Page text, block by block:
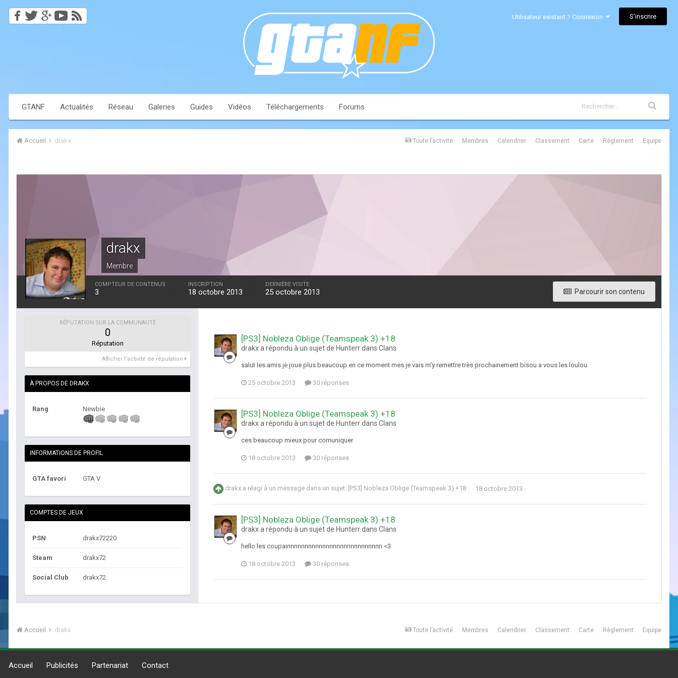
Utilisateur existant ? Connexion S’inscrire
GTANF Actualités Réseau Galeries Guides Vidéos Téléchargements Forums
Toute l’activité Membres Calendrier Classement Carte Règlement Équipe
Accueil drakx
drakx
Membre
Parcourir son contenu
COMPTEUR DE CONTENUS
3
INSCRIPTION
18 octobre 2013
DERNIÈRE VISITE
25 octobre 2013
RÉPUTATION SUR LA COMMUNAUTÉ
0
Réputation
Afficher l’activité de réputation
À PROPOS DE DRAKX
Rang Newbie
INFORMATIONS DE PROFIL
GTA favori GTA V
COMPTES DE JEUX
PSN drakx72220
Steam drakx72
Social Club drakx72
[PS3] Nobleza Oblige (Teamspeak 3) +18
drakx a répondu à un sujet de Hunterr dans Clans
salut les amis je joue plus beaucoup en ce moment mes je vais m'y remettre très prochainement bisou a vous les loulou
25 octobre 2013 30 réponses
[PS3] Nobleza Oblige (Teamspeak 3) +18
drakx a répondu à un sujet de Hunterr dans Clans
ces beaucoup mieux pour comuniquer
18 octobre 2013 30 réponses
drakx a réagi à un message dans un sujet: [PS3] Nobleza Oblige (Teamspeak 3) +18 18 octobre 2013
[PS3] Nobleza Oblige (Teamspeak 3) +18
drakx a répondu à un sujet de Hunterr dans Clans
hello les coupainnnnnnnnnnnnnnnnnnnnnnnnnnn <3
18 octobre 2013 30 réponses
Toute l’activité Membres Calendrier Classement Carte Règlement Équipe
Accueil drakx
Accueil Publicités Partenariat Contact